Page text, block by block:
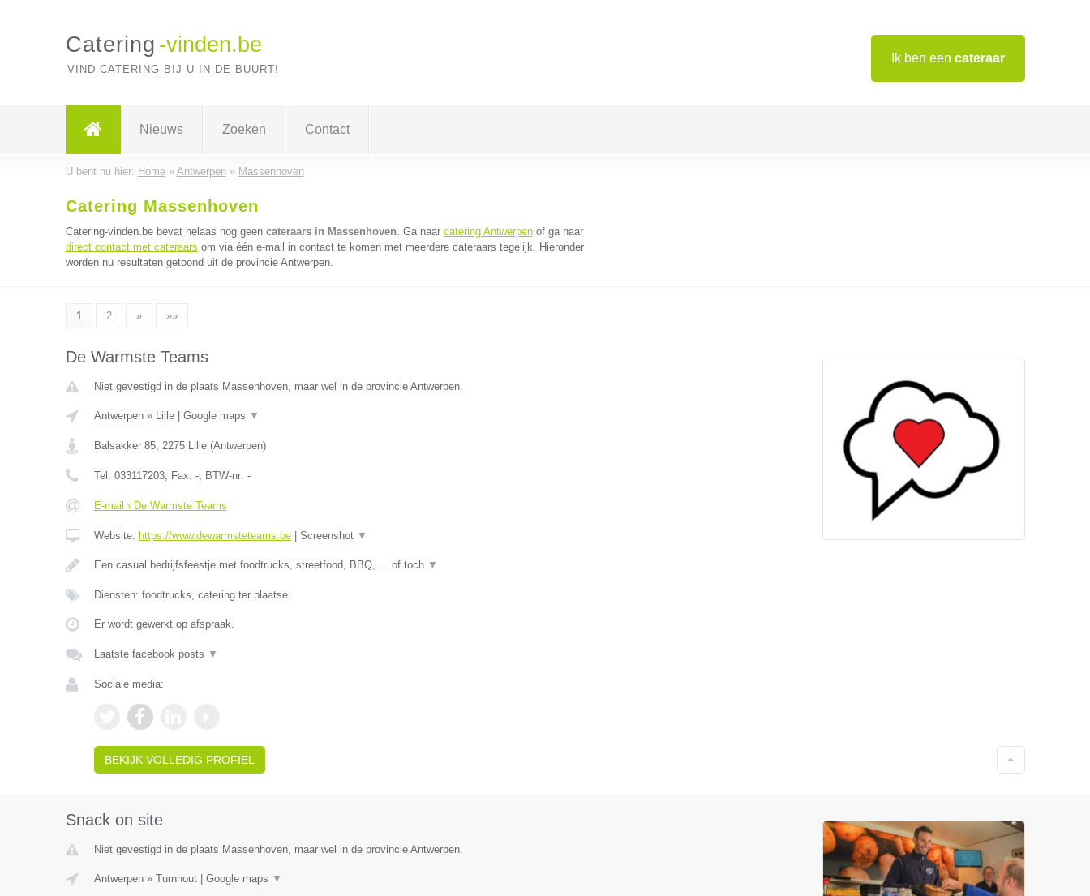
Ik ben een cateraar
Catering -vinden.be
VIND CATERING BIJ U IN DE BUURT!
Nieuws Zoeken Contact
U bent nu hier: Home» Antwerpen» Massenhoven
Catering Massenhoven
Catering-vinden.be bevat helaas nog geen cateraars in Massenhoven. Ga naar catering Antwerpenof ga naar
direct contact met cateraars om via één e-mail in contact te komen met meerdere cateraars tegelijk. Hieronder
worden nu resultaten getoond uit de provincie Antwerpen.
1 2 » »»
De Warmste Teams
Niet gevestigd in de plaats Massenhoven, maar wel in de provincie Antwerpen.
Antwerpen» Lille| Google maps ▼
Balsakker 85, 2275 Lille(Antwerpen)
Tel: 033117203, Fax: -, BTW-nr: -
E-mail › De Warmste Teams
Website: https://www.dewarmsteteams.be| Screenshot ▼
Een casual bedrijfsfeestje met foodtrucks, streetfood, BBQ, ... of toch ▼
Diensten: foodtrucks, catering ter plaatse
Er wordt gewerkt op afspraak.
Laatste facebook posts ▼
Sociale media:
BEKIJK VOLLEDIG PROFIEL
Snack on site
Niet gevestigd in de plaats Massenhoven, maar wel in de provincie Antwerpen.
Antwerpen» Turnhout| Google maps ▼